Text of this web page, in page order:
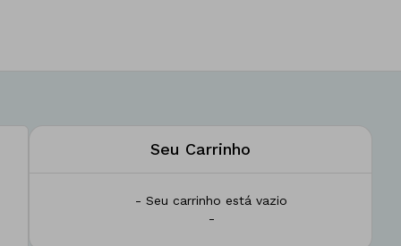
Seu Carrinho
- Seu carrinho está vazio
-